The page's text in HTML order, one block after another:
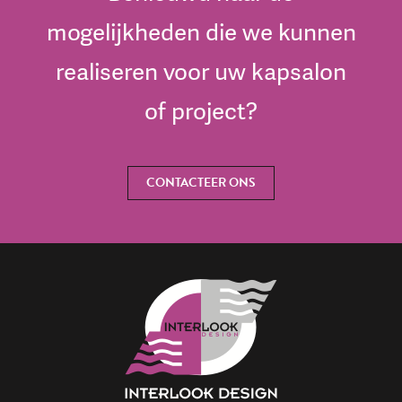
mogelijkheden die we kunnen
realiseren voor uw kapsalon
of project?
CONTACTEER ONS